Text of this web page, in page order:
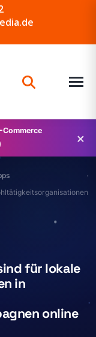
×
für lokale
in
online